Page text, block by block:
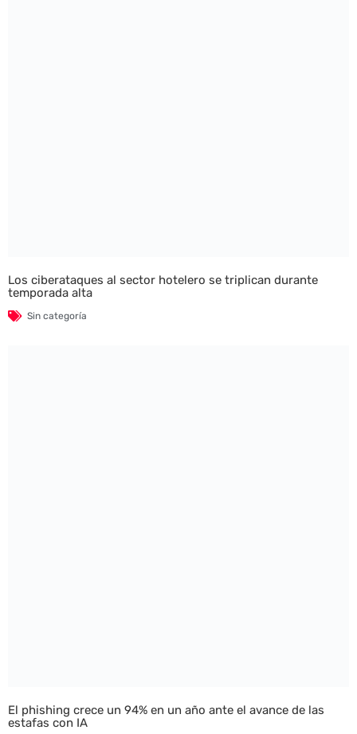
Los ciberataques al sector hotelero se triplican durante
temporada alta
Sin categoría
El phishing crece un 94% en un año ante el avance de las
estafas con IA